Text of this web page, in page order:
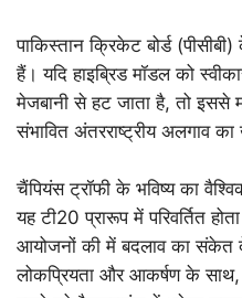
पाकिस्तान क्रिकेट बोर्ड
हैं। यदि हाइब्रिड मॉडल को
मेजबानी से हट जाता है, तो
संभावित अंतरराष्ट्रीय अलगाव
चैंपियंस ट्रॉफी के भविष्य का
यह टी20 प्रारूप में परिवर्तित
आयोजनों की में बदलाव का संकेत
लोकप्रियता और आकर्षण के